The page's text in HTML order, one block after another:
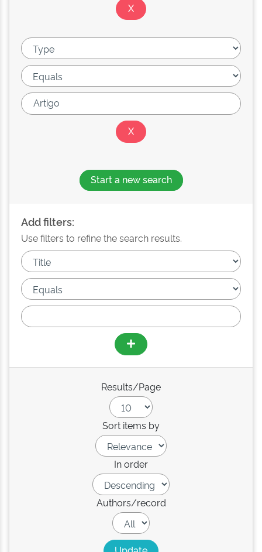
Start a new search
Add filters:
Use filters to refine the search results.
Results/Page
Sort items by
In order
Authors/record